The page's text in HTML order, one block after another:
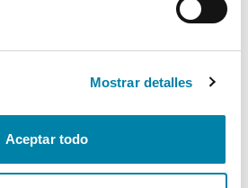
Mostrar detalles
Aceptar todo